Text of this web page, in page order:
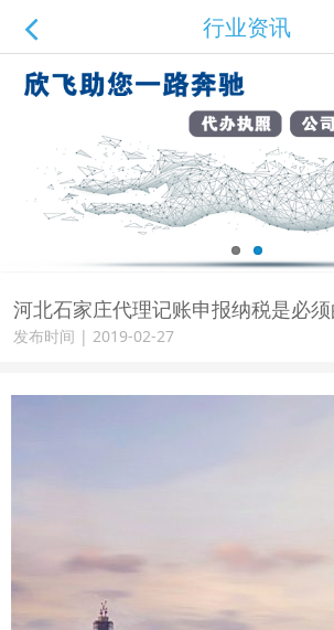
行业资讯
河北石家庄代理记账申报纳税是必
发布时间 | 2019-02-27